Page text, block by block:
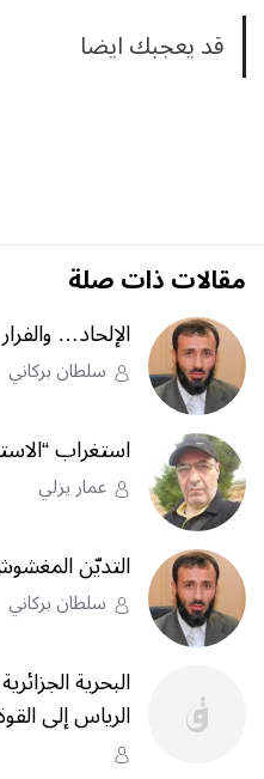
قد يعجبك ايضا
مقالات ذات صلة
الإلحاد…
سلطان بركاني
استغراب
عمار يزلي
التديّن
سلطان بركاني
البحرية
الرياس إلى